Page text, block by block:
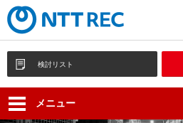
検討リスト
メニュー